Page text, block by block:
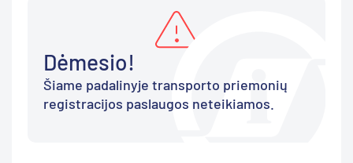
Dėmesio!
Šiame padalinyje transporto priemonių
registracijos paslaugos neteikiamos.